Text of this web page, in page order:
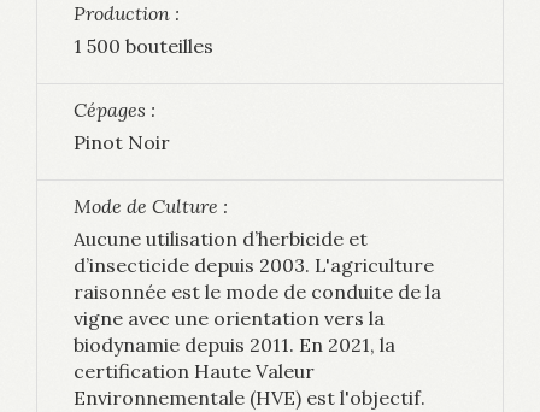
Production :
1 500 bouteilles
Cépages :
Pinot Noir
Mode de Culture :
Aucune utilisation d’herbicide et
d’insecticide depuis 2003. L'agriculture
raisonnée est le mode de conduite de la
vigne avec une orientation vers la
biodynamie depuis 2011. En 2021, la
certification Haute Valeur
Environnementale (HVE) est l'objectif.